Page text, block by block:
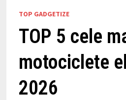
TOP GADGETIZE
TOP 5 cele
motociclete
2026